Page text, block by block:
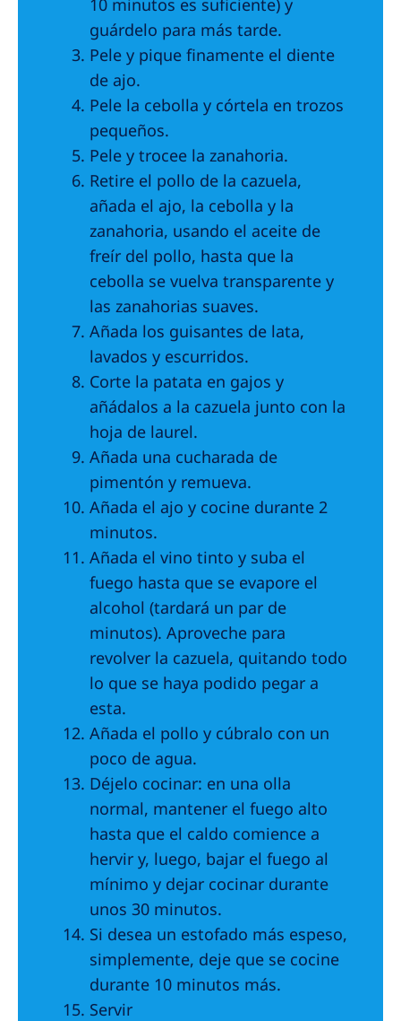
10 minutos es suficiente) y
guárdelo para más tarde.
Pele y pique finamente el diente
de ajo.
Pele la cebolla y córtela en trozos
pequeños.
Pele y trocee la zanahoria.
Retire el pollo de la cazuela,
añada el ajo, la cebolla y la
zanahoria, usando el aceite de
freír del pollo, hasta que la
cebolla se vuelva transparente y
las zanahorias suaves.
Añada los guisantes de lata,
lavados y escurridos.
Corte la patata en gajos y
añádalos a la cazuela junto con la
hoja de laurel.
Añada una cucharada de
pimentón y remueva.
Añada el ajo y cocine durante 2
minutos.
Añada el vino tinto y suba el
fuego hasta que se evapore el
alcohol (tardará un par de
minutos). Aproveche para
revolver la cazuela, quitando todo
lo que se haya podido pegar a
esta.
Añada el pollo y cúbralo con un
poco de agua.
Déjelo cocinar: en una olla
normal, mantener el fuego alto
hasta que el caldo comience a
hervir y, luego, bajar el fuego al
mínimo y dejar cocinar durante
unos 30 minutos.
Si desea un estofado más espeso,
simplemente, deje que se cocine
durante 10 minutos más.
Servir